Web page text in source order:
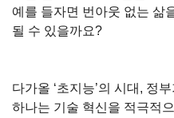
예를 들자면 번아웃 없는 삶
될 수 있을까요?
다가올 ‘초지능’의 시대, 정
하나는 기술 혁신을 적극적